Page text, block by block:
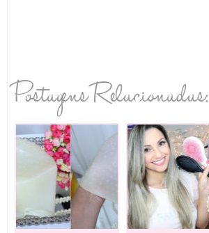
Postagens Relacionadas: